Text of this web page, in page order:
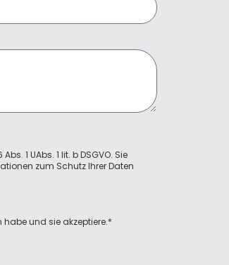
1 UAbs. 1 lit. b DSGVO. Sie
zum Schutz Ihrer Daten
habe und sie akzeptiere.*